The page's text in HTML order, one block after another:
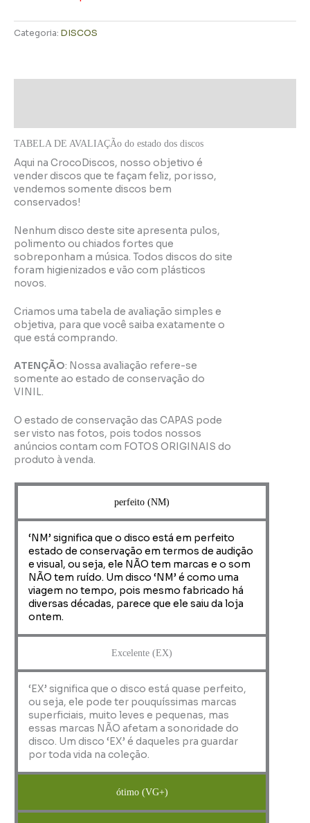
Categoria: DISCOS
TABELA DE AVALIAÇÃo do estado dos discos
Aqui na CrocoDiscos, nosso objetivo é
vender discos que te façam feliz, por isso,
vendemos somente discos bem
conservados!
Nenhum disco deste site apresenta pulos,
polimento ou chiados fortes que
sobreponham a música. Todos discos do site
foram higienizados e vão com plásticos
novos.
Criamos uma tabela de avaliação simples e
objetiva, para que você saiba exatamente o
que está comprando.
ATENÇÃO: Nossa avaliação refere-se
somente ao estado de conservação do
VINIL.
O estado de conservação das CAPAS pode
ser visto nas fotos, pois todos nossos
anúncios contam com FOTOS ORIGINAIS do
produto à venda.
perfeito (NM)
‘NM’ significa que o disco está em perfeito
estado de conservação em termos de audição
e visual, ou seja, ele NÃO tem marcas e o som
NÃO tem ruído. Um disco ‘NM’ é como uma
viagem no tempo, pois mesmo fabricado há
diversas décadas, parece que ele saiu da loja
ontem.
Excelente (EX)
‘EX’ significa que o disco está quase perfeito,
ou seja, ele pode ter pouquíssimas marcas
superficiais, muito leves e pequenas, mas
essas marcas NÃO afetam a sonoridade do
disco. Um disco ‘EX’ é daqueles pra guardar
por toda vida na coleção.
ótimo (VG+)